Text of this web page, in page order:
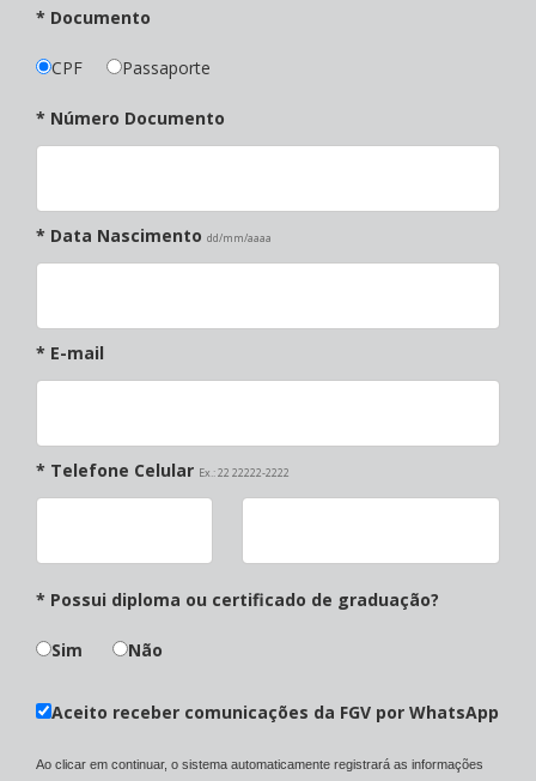
* Documento
CPF Passaporte
* Número Documento
* Data Nascimento dd/mm/aaaa
* E-mail
* Telefone Celular Ex.: 22 22222-2222
* Possui diploma ou certificado de graduação?
Sim Não
Aceito receber comunicações da FGV por WhatsApp
Ao clicar em continuar, o sistema automaticamente registrará as informações